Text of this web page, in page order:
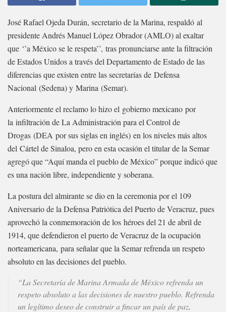
José Rafael Ojeda Durán, secretario de la Marina, respaldó al
presidente Andrés Manuel López Obrador (AMLO) al exaltar
que ‘’a México se le respeta’’, tras pronunciarse ante la filtración
de Estados Unidos a través del Departamento de Estado de las
diferencias que existen entre las secretarías de Defensa
Nacional (Sedena) y Marina (Semar).
Anteriormente el reclamo lo hizo el gobierno mexicano por
la infiltración de La Administración para el Control de
Drogas (DEA por sus siglas en inglés) en los niveles más altos
del Cártel de Sinaloa, pero en esta ocasión el titular de la Semar
agregó que “Aquí manda el pueblo de México” porque indicó que
es una nación libre, independiente y soberana.
La postura del almirante se dio en la ceremonia por el 109
Aniversario de la Defensa Patriótica del Puerto de Veracruz, pues
aprovechó la conmemoración de los héroes del 21 de abril de
1914, que defendieron el puerto de Veracruz de la ocupación
norteamericana, para señalar que la Semar refrenda un respeto
absoluto en las decisiones del pueblo.
“La Secretaría de Marina Armada de México refrenda un
respeto absoluto a las decisiones de nuestro pueblo. Refrenda
un legítimo deseo de construir a fincar un país de paz,